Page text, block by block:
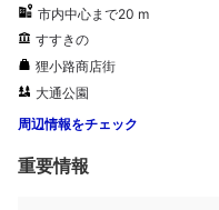
市内中心まで20 m
すすきの
狸小路商店街
大通公園
周辺情報をチェック
重要情報